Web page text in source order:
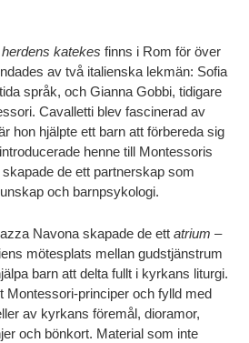
katekes finns i Rom för över
av två italienska lekmän: Sofia
språk, och Gianna Gobbi, tidigare
Cavalletti blev fascinerad av
hon hjälpte ett barn att förbereda sig
henne till Montessoris
de ett partnerskap som
och barnpsykologi.
Navona skapade de ett atrium –
mötesplats mellan gudstjänstrum
barn att delta fullt i kyrkans liturgi.
Montessori-principer och fylld med
av kyrkans föremål, dioramor,
och bönkort. Material som inte